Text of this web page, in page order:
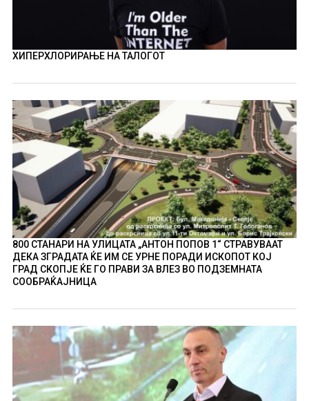
ХИПЕРХЛОРИРАЊЕ НА ТАЛОГОТ
800 СТАНАРИ НА УЛИЦАТА „АНТОН ПОПОВ 1“ СТРАВУВААТ
ДЕКА ЗГРАДАТА ЌЕ ИМ СЕ УРНЕ ПОРАДИ ИСКОПОТ КОЈ
ГРАД СКОПЈЕ ЌЕ ГО ПРАВИ ЗА ВЛЕЗ ВО ПОДЗЕМНАТА
СООБРАЌАЈНИЦА